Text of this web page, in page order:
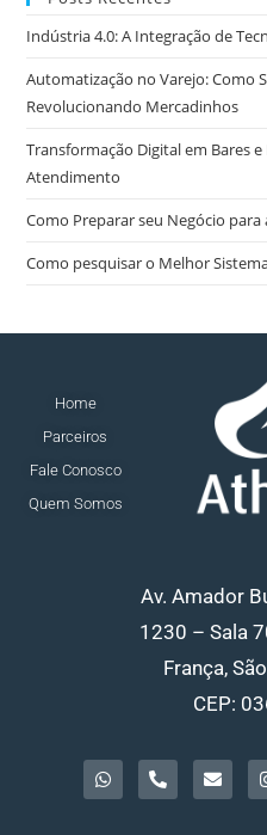
Indústria 4.0: A Integração de
Automatização no Varejo: Como
Revolucionando Mercadinhos
Transformação Digital em Bares
Atendimento
Como Preparar seu Negócio
Como pesquisar o Melhor
Home
Parceiros
Fale Conosco
Quem Somos
Av. Amador
1230 – Sala
França,
CEP: